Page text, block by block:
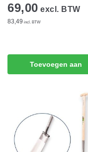
69,00 excl. BTW
83,49 incl. BTW
Toevoegen aan